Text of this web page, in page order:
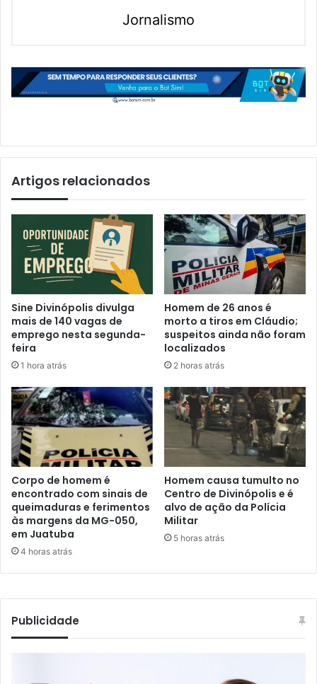
Jornalismo
Artigos relacionados
Sine Divinópolis divulga
mais de 140 vagas de
emprego nesta segunda-
feira
1 hora atrás
Homem de 26 anos é
morto a tiros em Cláudio;
suspeitos ainda não foram
localizados
2 horas atrás
Corpo de homem é
encontrado com sinais de
queimaduras e ferimentos
às margens da MG-050,
em Juatuba
4 horas atrás
Homem causa tumulto no
Centro de Divinópolis e é
alvo de ação da Polícia
Militar
5 horas atrás
Publicidade